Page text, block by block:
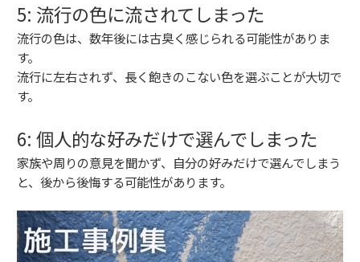
5: 流行の色に流されてしまった
流行の色は、数年後には古臭く感じられる可能性がありま
す。
流行に左右されず、長く飽きのこない色を選ぶことが大切で
す。
6: 個人的な好みだけで選んでしまった
家族や周りの意見を聞かず、自分の好みだけで選んでしまう
と、後から後悔する可能性があります。